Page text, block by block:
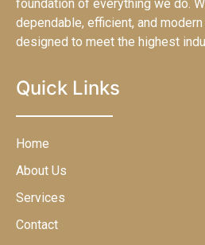
foundation of everything we do.
dependable, efficient, and
designed to meet the highest
Quick Links
Home
About Us
Services
Contact